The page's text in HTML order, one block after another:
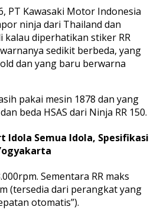
PT Kawasaki Motor Indonesia
ninja dari Thailand dan
kalau diperhatikan stiker RR
sedikit berbeda, yang
dan yang baru berwarna
pakai mesin 1878 dan yang
beda HSAS dari Ninja RR 150.
Idola Semua Idola, Spesifikasi
Sementara RR maks
(tersedia dari perangkat yang
otomatis”).